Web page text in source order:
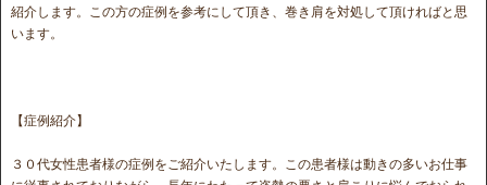
紹介します。この方の症例を参考にして頂き、巻き肩を対処して頂ければと思
います。
【症例紹介】
３０代女性患者様の症例をご紹介いたします。この患者様は動きの多いお仕事